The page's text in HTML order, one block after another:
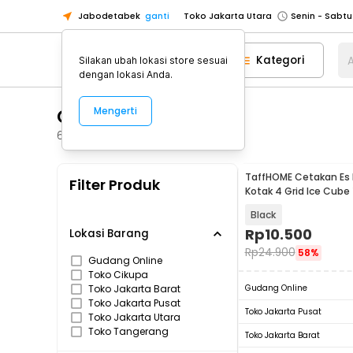
Jabodetabek ganti Toko Jakarta Utara
Toko Tangerang
Toko Cikupa
Pick n Go Jakarta Barat
Senin -
Toko Jakarta Barat
Senin -
Toko Tangerang
Kategori
Cetakan Es Batu
64
Filter Produk
Lokasi Barang
Gudang Online
Toko Cikupa
Toko Jakarta Barat
Toko Jakarta Pusat
Toko Jakarta Utara
Toko Tangerang
TaffHOME Cetakan
Kotak 4 Grid Ice Cube
Black
Rp10.500
Rp24.900 58%
Gudang Online
Toko Jakarta Pusat
Toko Jakarta Barat
Silakan ubah lokasi store sesuai
dengan lokasi Anda.
Mengerti